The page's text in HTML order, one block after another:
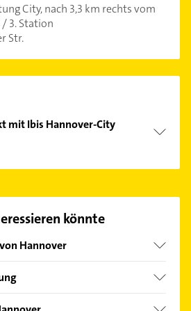
City, nach 3,3 km rechts vom
/ 3. Station
Str.
mit Ibis Hannover-City
. könnte
Hannover